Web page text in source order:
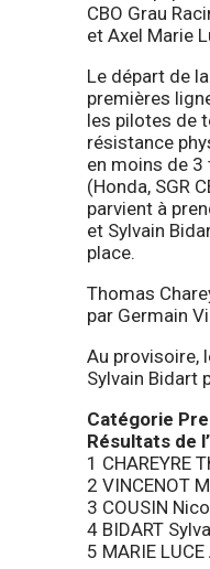
CBO Grau
et Axel Marie
Le départ de
premières
les pilotes de
résistance
en moins de 3
(Honda, SGR
parvient à
et Sylvain
place.
Thomas
par Germain
Au provisoire,
Sylvain Bidart
Catégorie
Résultats de
1 CHAREYRE
2 VINCENOT
3 COUSIN
4 BIDART
5 MARIE